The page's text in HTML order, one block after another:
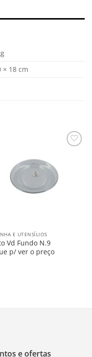
× 18 cm
E UTENSÍLIOS
Vd Fundo N.9
p/ ver o preço
e ofertas